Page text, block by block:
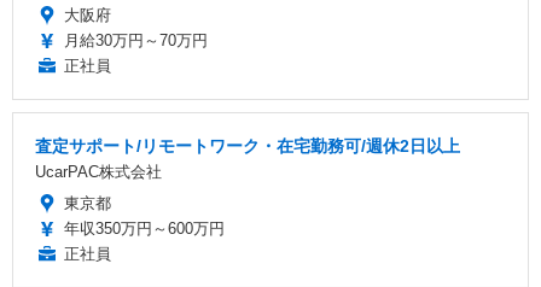
大阪府
月給30万円～70万円
正社員
査定サポート/リモートワーク・在宅勤務可/週休2日以上
UcarPAC株式会社
東京都
年収350万円～600万円
正社員